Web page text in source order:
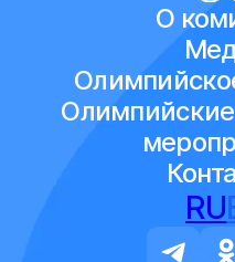
О
RU